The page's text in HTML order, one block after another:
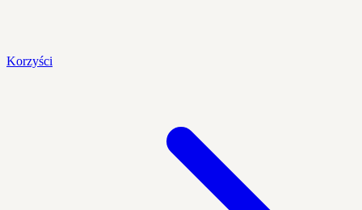
Korzyści